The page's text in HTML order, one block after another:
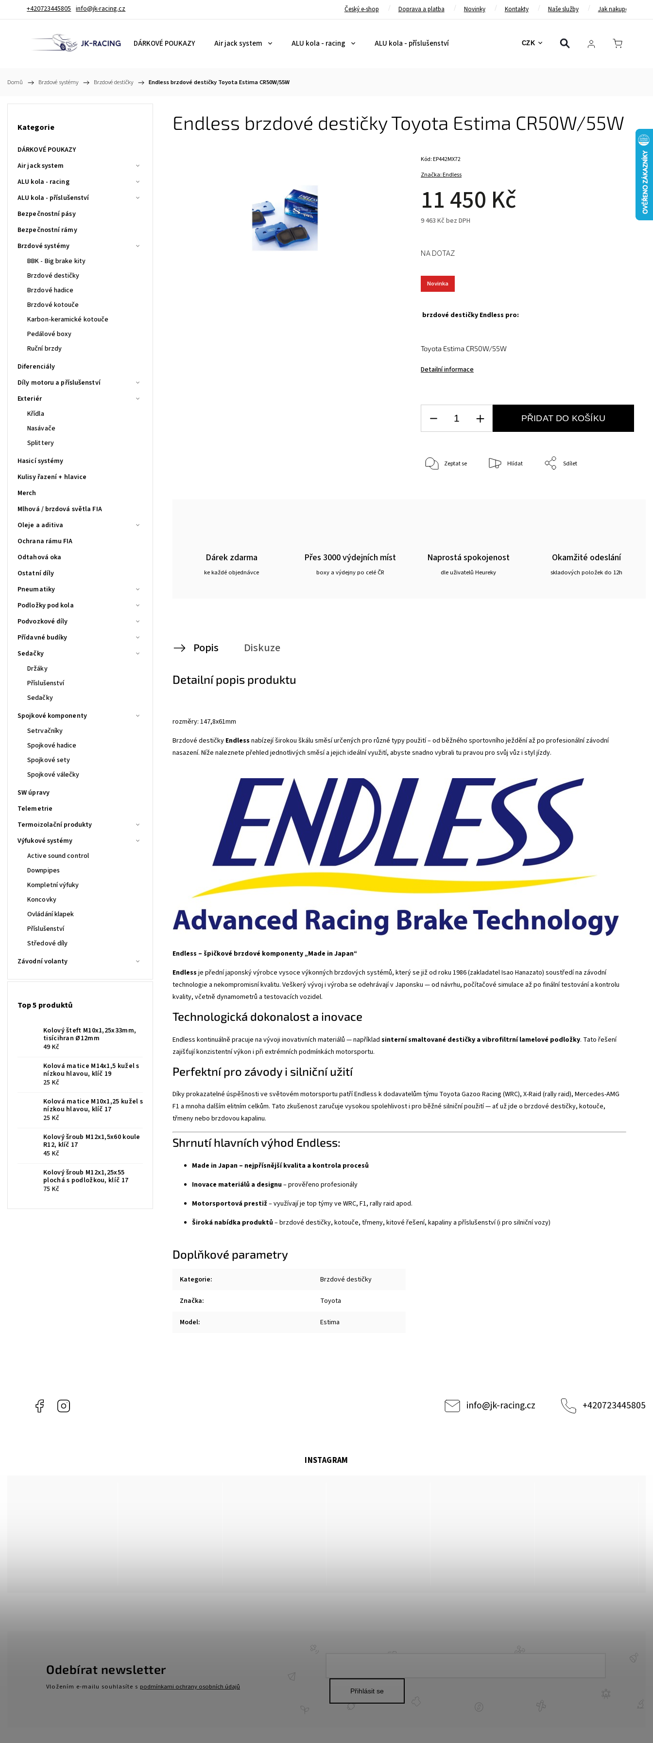
+420723445805 info@jk-racing.cz Český e-shop Doprava a platba Novinky Kontakty Naše služby Jak nakupovat
CZK
DÁRKOVÉ POUKAZY Air jack system ALU kola - racing ALU kola - příslušenství Bezpečnostní pásy Bezpečnostní rámy
Domů / Brzdové systémy / Brzdové destičky / Endless brzdové destičky Toyota Estima CR50W/55W
Kategorie
DÁRKOVÉ POUKAZY
Air jack system
ALU kola - racing
ALU kola - příslušenství
Bezpečnostní pásy
Bezpečnostní rámy
Brzdové systémy
BBK - Big brake kity
Brzdové destičky
Brzdové hadice
Brzdové kotouče
Karbon-keramické kotouče
Pedálové boxy
Ruční brzdy
Diferenciály
Díly motoru a příslušenství
Exteriér
Křídla
Nasávače
Splittery
Hasicí systémy
Kulisy řazení + hlavice
Merch
Mlhová / brzdová světla FIA
Oleje a aditiva
Ochrana rámu FIA
Odtahová oka
Ostatní díly
Pneumatiky
Podložky pod kola
Podvozkové díly
Přídavné budíky
Sedačky
Držáky
Příslušenství
Sedačky
Spojkové komponenty
Setrvačníky
Spojkové hadice
Spojkové sety
Spojkové válečky
SW úpravy
Telemetrie
Termoizolační produkty
Výfukové systémy
Active sound control
Downpipes
Kompletní výfuky
Koncovky
Ovládání klapek
Příslušenství
Středové díly
Závodní volanty
Top 5 produktů
Kolový šteft M10x1,25x33mm,
tisícihran Ø12mm
49 Kč
Kolová matice M14x1,5 kužel s
nízkou hlavou, klíč 19
25 Kč
Kolová matice M10x1,25 kužel s
nízkou hlavou, klíč 17
25 Kč
Kolový šroub M12x1,5x60 koule
R12, klíč 17
45 Kč
Kolový šroub M12x1,25x55
plochá s podložkou, klíč 17
75 Kč
Endless brzdové destičky Toyota Estima CR50W/55W
Značka:Endless
11 450 Kč
9 463 Kč bez DPH
Kód:EP442MX72
brzdové destičky Endless pro:
Toyota Estima CR50W/55W
Detailní informace
Novinka
NA DOTAZ
PŘIDAT DO KOŠÍKU
Zeptat se Hlídat Sdílet
Dárek zdarma
ke každé objednávce
Přes 3000 výdejních míst
boxy a výdejny po celé ČR
Naprostá spokojenost
dle uživatelů Heureky
Okamžité odeslání
skladových položek do 12h
Popis Diskuze
Detailní popis produktu
rozměry: 147,8x61mm
Brzdové destičky Endless nabízejí širokou škálu směsí určených pro různé typy použití – od běžného sportovního ježdění až po profesionální závodní
nasazení. Níže naleznete přehled jednotlivých směsí a jejich ideální využití, abyste snadno vybrali tu pravou pro svůj vůz i styl jízdy.
Endless – špičkové brzdové komponenty „Made in Japan“
Endless je přední japonský výrobce vysoce výkonných brzdových systémů, který se již od roku 1986 (zakladatel Isao Hanazato) soustředí na závodní
technologie a nekompromisní kvalitu. Veškerý vývoj i výroba se odehrávají v Japonsku — od návrhu, počítačové simulace až po finální testování a kontrolu
kvality, včetně dynamometrů a testovacích vozidel.
Technologická dokonalost a inovace
Endless kontinuálně pracuje na vývoji inovativních materiálů — například sinterní smaltované destičky a vibrofiltrní lamelové podložky. Tato řešení
zajišťují konzistentní výkon i při extrémních podmínkách motorsportu.
Perfektní pro závody i silniční užití
Díky prokazatelné úspěšnosti ve světovém motorsportu patří Endless k dodavatelům týmu Toyota Gazoo Racing (WRC), X-Raid (rally raid), Mercedes-AMG
F1 a mnoha dalším elitním celkům. Tato zkušenost zaručuje vysokou spolehlivost i pro běžné silniční použití — ať už jde o brzdové destičky, kotouče,
třmeny nebo brzdovou kapalinu.
Shrnutí hlavních výhod Endless:
Made in Japan – nejpřísnější kvalita a kontrola procesů
Inovace materiálů a designu– prověřeno profesionály
Motorsportová prestiž – využívají je top týmy ve WRC, F1, rally raid apod.
Široká nabídka produktů– brzdové destičky, kotouče, třmeny, kitové řešení, kapaliny a příslušenství (i pro silniční vozy)
Doplňkové parametry
Kategorie: Brzdové destičky
Značka: Toyota
Model: Estima
Facebook info@jk-racing.cz +420723445805
INSTAGRAM
Odebírat newsletter
Vložením e-mailu souhlasíte s podmínkami ochrany osobních údajů
Přihlásit se